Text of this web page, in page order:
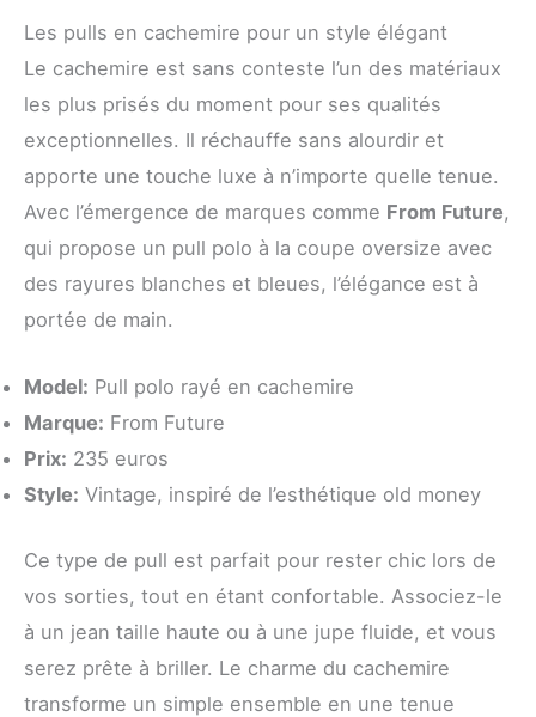
Les pulls en cachemire pour un style élégant
Le cachemire est sans conteste l’un des matériaux
les plus prisés du moment pour ses qualités
exceptionnelles. Il réchauffe sans alourdir et
apporte une touche luxe à n’importe quelle tenue.
Avec l’émergence de marques comme From Future,
qui propose un pull polo à la coupe oversize avec
des rayures blanches et bleues, l’élégance est à
portée de main.
Model: Pull polo rayé en cachemire
Marque: From Future
Prix: 235 euros
Style: Vintage, inspiré de l’esthétique old money
Ce type de pull est parfait pour rester chic lors de
vos sorties, tout en étant confortable. Associez-le
à un jean taille haute ou à une jupe fluide, et vous
serez prête à briller. Le charme du cachemire
transforme un simple ensemble en une tenue